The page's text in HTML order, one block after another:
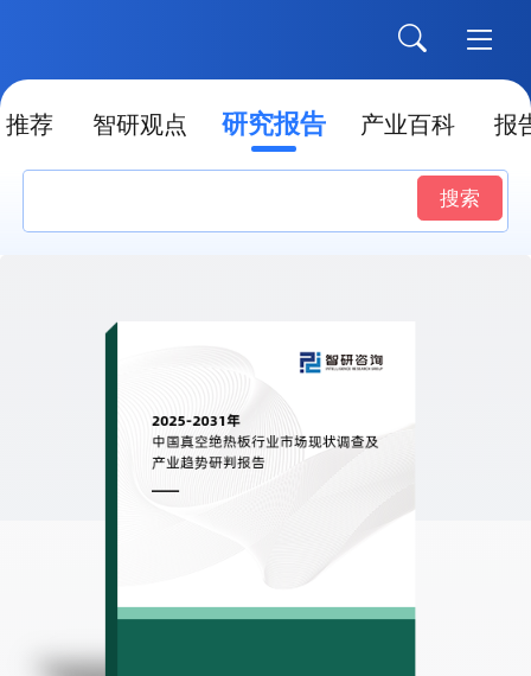
推荐 智研观点 研究报告 产业百科 报
搜索